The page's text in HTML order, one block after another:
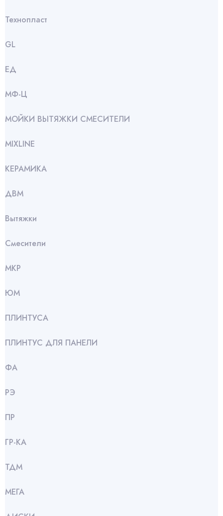
Технопласт
GL
ЕД
МФ-Ц
МОЙКИ ВЫТЯЖКИ СМЕСИТЕЛИ
МIXLINE
КЕРАМИКА
ДВМ
Вытяжки
Смесители
МКР
ЮМ
ПЛИНТУСА
ПЛИНТУС ДЛЯ ПАНЕЛИ
ФА
РЭ
ПР
ГР-КА
ТДМ
МЕГА